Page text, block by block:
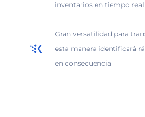
inventarios en tiempo real
Gran versatilidad para
esta manera identificará
en consecuencia